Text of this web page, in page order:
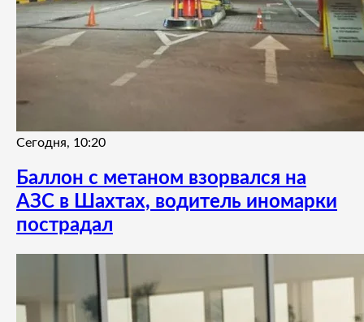
Сегодня, 10:20
Баллон с метаном взорвался на
АЗС в Шахтах, водитель иномарки
пострадал